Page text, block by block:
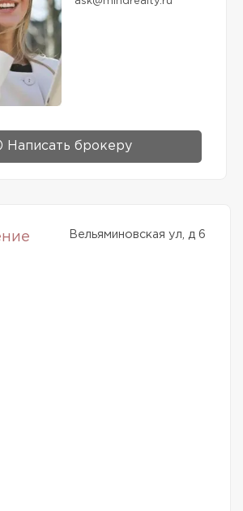
Написать брокеру
Вельяминовская ул, д 6